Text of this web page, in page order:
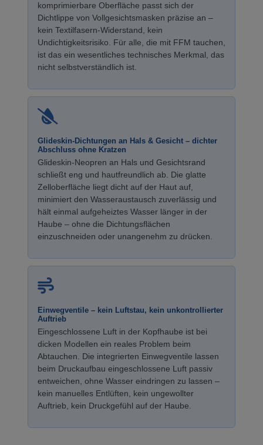
komprimierbare Oberfläche passt sich der
Dichtlippe von Vollgesichtsmasken präzise an –
kein Textilfasern-Widerstand, kein
Undichtigkeitsrisiko. Für alle, die mit FFM tauchen,
ist das ein wesentliches technisches Merkmal, das
nicht selbstverständlich ist.
Glideskin-Dichtungen an Hals & Gesicht – dichter
Abschluss ohne Kratzen
Glideskin-Neopren an Hals und Gesichtsrand
schließt eng und hautfreundlich ab. Die glatte
Zelloberfläche liegt dicht auf der Haut auf,
minimiert den Wasseraustausch zuverlässig und
hält einmal aufgeheiztes Wasser länger in der
Haube – ohne die Dichtungsflächen
einzuschneiden oder unangenehm zu drücken.
Einwegventile – kein Luftstau, kein unkontrollierter
Auftrieb
Eingeschlossene Luft in der Kopfhaube ist bei
dicken Modellen ein reales Problem beim
Abtauchen. Die integrierten Einwegventile lassen
beim Druckaufbau eingeschlossene Luft passiv
entweichen, ohne Wasser eindringen zu lassen –
kein manuelles Entlüften, kein ungewollter
Auftrieb, kein Druckgefühl auf der Haube.